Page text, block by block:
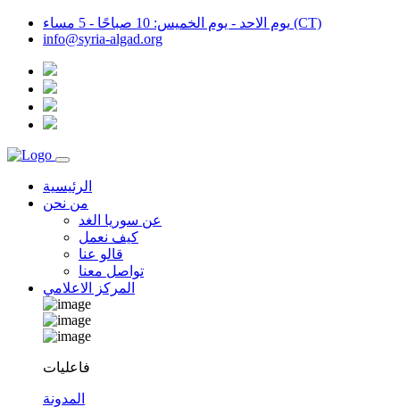
يوم الاحد - يوم الخميس: 10 صباحًا - 5 مساء (CT)
info@syria-algad.org
الرئيسية
من نحن
عن سوريا الغد
كيف نعمل
قالو عنا
تواصل معنا
المركز الاعلامي
فاعليات
المدونة